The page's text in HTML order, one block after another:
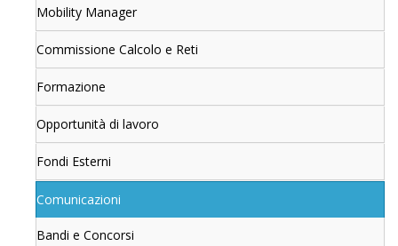
Mobility Manager
Commissione Calcolo e Reti
Formazione
Opportunità di lavoro
Fondi Esterni
Comunicazioni
Bandi e Concorsi